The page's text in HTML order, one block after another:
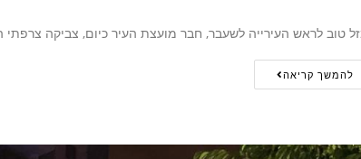
טוב לראש העירייה לשעבר, חבר מועצת העיר כיום, צביקה צרפתי
להמשך קריאה